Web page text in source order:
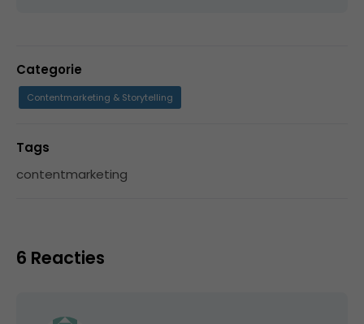
Categorie
Contentmarketing & Storytelling
Tags
contentmarketing
6 Reacties